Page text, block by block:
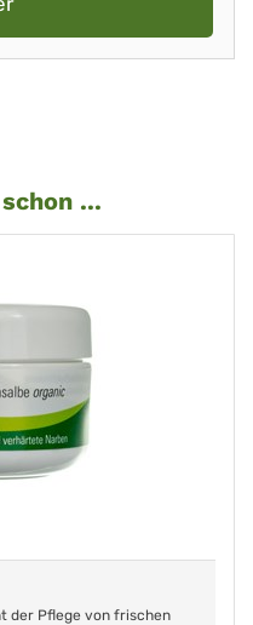
...
der Pflege von frischen